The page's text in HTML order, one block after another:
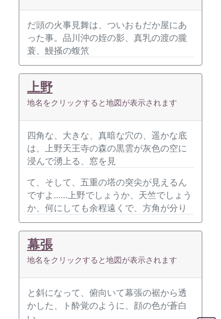
だ頭の火事見舞は、ついおもだか屋にあ
った事。品川沖の姪の影、真乳の渡の朧
蓑、鰻掻の蝮笊
上野
地名をクリックすると地図が表示されます
四角な、大きな、真暗な穴の、遥かな底
は、上野天王寺の森の黒雲が灰色の空に
浸んで湧上る、窓を見
て、そして、五重の塔の突尖が見えるん
ですよ……上野でしょうか、天竺でしょう
か、何にしても余程遠くで、方角が分り
幕張
地名をクリックすると地図が表示されます
と斜になって、俯向いて幕張の裾から透
かした、ト酔覚のように、顔の色が蒼白